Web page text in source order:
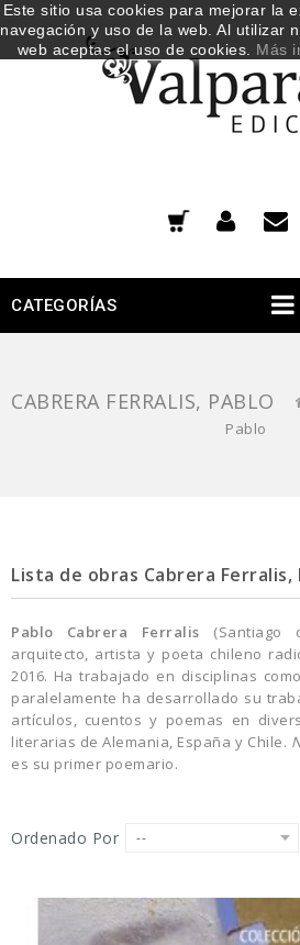
CATEGORÍAS
CABRERA FERRALIS, PABLO
Pablo
Lista de obras Cabrera Ferralis,
Pablo Cabrera Ferralis
arquitecto, artista y poeta chileno
2016. Ha trabajado en disciplinas
paralelamente ha desarrollado su
artículos, cuentos y poemas en
literarias de Alemania, España y Chile.
es su primer poemario.
Ordenado Por --
Este sitio usa cookies para mejorar la
navegación y uso de la web. Al utilizar
web aceptas el uso de cookies. Más